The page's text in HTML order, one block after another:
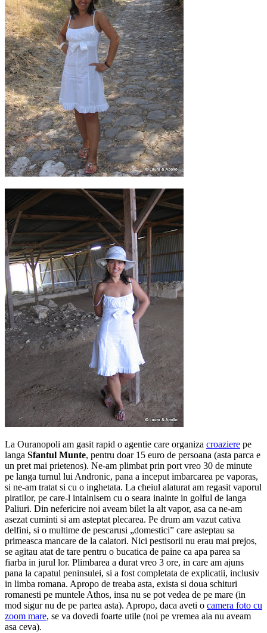
La Ouranopoli am gasit rapid o agentie care organiza croaziere pe
langa Sfantul Munte, pentru doar 15 euro de persoana (asta parca e
un pret mai prietenos). Ne-am plimbat prin port vreo 30 de minute
pe langa turnul lui Andronic, pana a inceput imbarcarea pe vaporas,
si ne-am tratat si cu o inghetata. La cheiul alaturat am regasit vaporul
piratilor, pe care-l intalnisem cu o seara inainte in golful de langa
Paliuri. Din nefericire noi aveam bilet la alt vapor, asa ca ne-am
asezat cuminti si am asteptat plecarea. Pe drum am vazut cativa
delfini, si o multime de pescarusi „domestici” care asteptau sa
primeasca mancare de la calatori. Nici pestisorii nu erau mai prejos,
se agitau atat de tare pentru o bucatica de paine ca apa parea sa
fiarba in jurul lor. Plimbarea a durat vreo 3 ore, in care am ajuns
pana la capatul peninsulei, si a fost completata de explicatii, inclusiv
in limba romana. Apropo de treaba asta, exista si doua schituri
romanesti pe muntele Athos, insa nu se pot vedea de pe mare (in
mod sigur nu de pe partea asta). Apropo, daca aveti o camera foto cu
zoom mare, se va dovedi foarte utile (noi pe vremea aia nu aveam
asa ceva).